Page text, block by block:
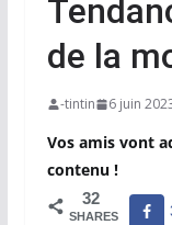
de la
-tintin 6 juin
Vos amis vont
contenu !
32
SHARES